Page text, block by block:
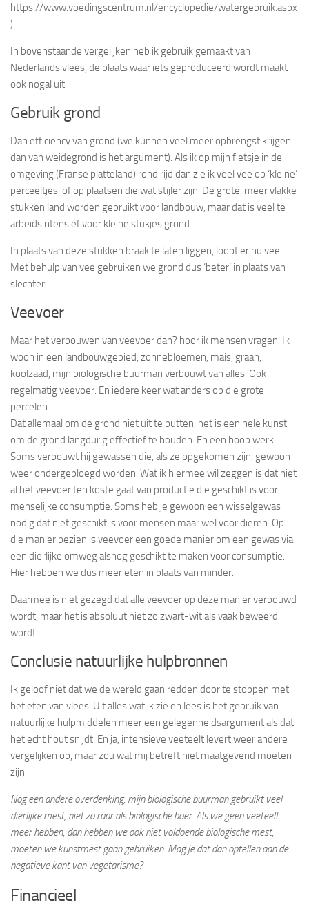
https://www.voedingscentrum.nl/encyclopedie/watergebruik.aspx
).
In bovenstaande vergelijken heb ik gebruik gemaakt van
Nederlands vlees, de plaats waar iets geproduceerd wordt maakt
ook nogal uit.
Gebruik grond
Dan efficiency van grond (we kunnen veel meer opbrengst krijgen
dan van weidegrond is het argument). Als ik op mijn fietsje in de
omgeving (Franse platteland) rond rijd dan zie ik veel vee op ‘kleine’
perceeltjes, of op plaatsen die wat stijler zijn. De grote, meer vlakke
stukken land worden gebruikt voor landbouw, maar dat is veel te
arbeidsintensief voor kleine stukjes grond.
In plaats van deze stukken braak te laten liggen, loopt er nu vee.
Met behulp van vee gebruiken we grond dus ‘beter’ in plaats van
slechter.
Veevoer
Maar het verbouwen van veevoer dan? hoor ik mensen vragen. Ik
woon in een landbouwgebied, zonnebloemen, mais, graan,
koolzaad, mijn biologische buurman verbouwt van alles. Ook
regelmatig veevoer. En iedere keer wat anders op die grote
percelen.
Dat allemaal om de grond niet uit te putten, het is een hele kunst
om de grond langdurig effectief te houden. En een hoop werk.
Soms verbouwt hij gewassen die, als ze opgekomen zijn, gewoon
weer ondergeploegd worden. Wat ik hiermee wil zeggen is dat niet
al het veevoer ten koste gaat van productie die geschikt is voor
menselijke consumptie. Soms heb je gewoon een wisselgewas
nodig dat niet geschikt is voor mensen maar wel voor dieren. Op
die manier bezien is veevoer een goede manier om een gewas via
een dierlijke omweg alsnog geschikt te maken voor consumptie.
Hier hebben we dus meer eten in plaats van minder.
Daarmee is niet gezegd dat alle veevoer op deze manier verbouwd
wordt, maar het is absoluut niet zo zwart-wit als vaak beweerd
wordt.
Conclusie natuurlijke hulpbronnen
Ik geloof niet dat we de wereld gaan redden door te stoppen met
het eten van vlees. Uit alles wat ik zie en lees is het gebruik van
natuurlijke hulpmiddelen meer een gelegenheidsargument als dat
het echt hout snijdt. En ja, intensieve veeteelt levert weer andere
vergelijken op, maar zou wat mij betreft niet maatgevend moeten
zijn.
Nog een andere overdenking, mijn biologische buurman gebruikt veel
dierlijke mest, niet zo raar als biologische boer. Als we geen veeteelt
meer hebben, dan hebben we ook niet voldoende biologische mest,
moeten we kunstmest gaan gebruiken. Mag je dat dan optellen aan de
negatieve kant van vegetarisme?
Financieel